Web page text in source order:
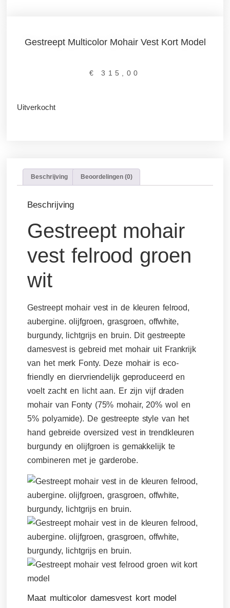
Gestreept Multicolor Mohair Vest Kort Model
€ 315,00
Uitverkocht
Beschrijving Beoordelingen (0)
Beschrijving
Gestreept mohair
vest felrood groen
wit
Gestreept mohair vest in de kleuren felrood,
aubergine. olijfgroen, grasgroen, offwhite,
burgundy, lichtgrijs en bruin. Dit gestreepte
damesvest is gebreid met mohair uit Frankrijk
van het merk Fonty. Deze mohair is eco-
friendly en diervriendelijk geproduceerd en
voelt zacht en licht aan. Er zijn vijf draden
mohair van Fonty (75% mohair, 20% wol en
5% polyamide). De gestreepte style van het
hand gebreide oversized vest in trendkleuren
burgundy en olijfgroen is gemakkelijk te
combineren met je garderobe.
Maat multicolor damesvest kort model